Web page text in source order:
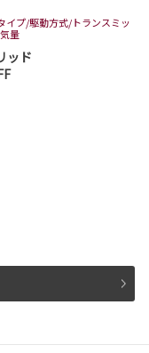
イプ/駆動方式/トランスミッ
量
ッド